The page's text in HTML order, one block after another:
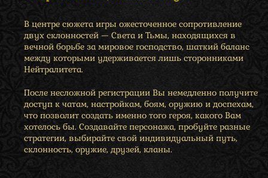
В центре сюжета игры ожесточенное сопротивление
двух склонностей — Света и Тьмы, находящихся в
вечной борьбе за мировое господство, шаткий баланс
между которыми удерживается лишь сторонниками
Нейтралитета.
После несложной регистрации Вы немедленно получите
доступ к чатам, настройкам, боям, оружию и доспехам,
что позволит создать именно того героя, какого Вам
хотелось бы. Создавайте персонажа, пробуйте разные
стратегии, выбирайте свой индивидуальный путь,
склонность, оружие, друзей, кланы.